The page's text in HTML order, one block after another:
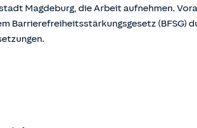
Magdeburg, die Arbeit aufnehmen.
Barrierefreiheitsstärkungsgesetz (BFSG)